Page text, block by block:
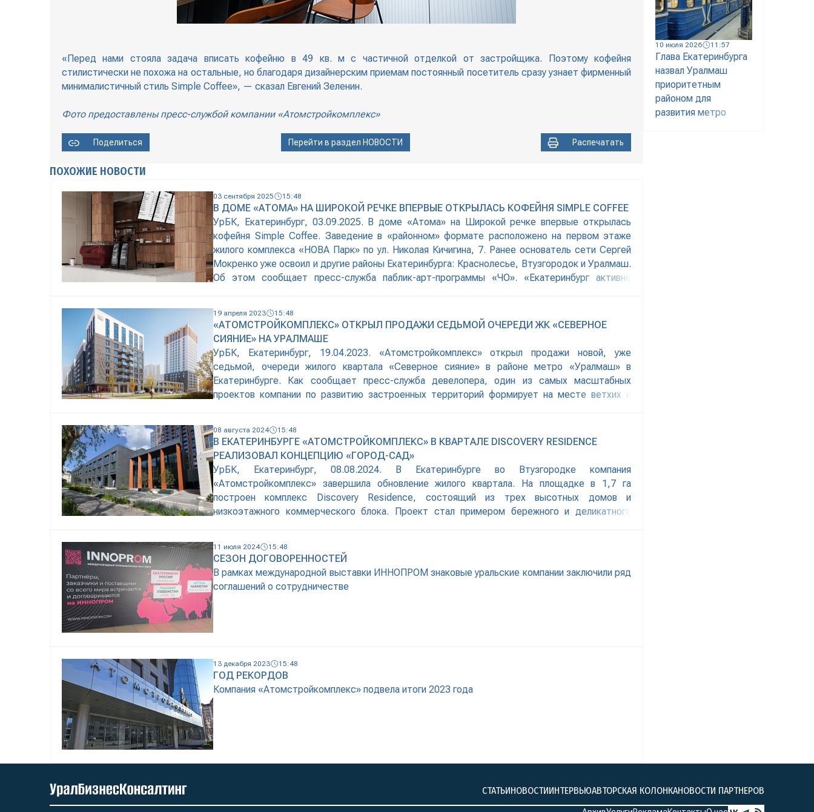
«Перед нами стояла задача вписать кофейню в 49 кв. м с частичной отделкой от застройщика. Поэтому кофейня
стилистически не похожа на остальные, но благодаря дизайнерским приемам постоянный посетитель сразу узнает фирменный
минималистичный стиль Simple Coffee», — сказал Евгений Зеленин.
Фото предоставлены пресс-службой компании «Атомстройкомплекс»
Поделиться Перейти в раздел НОВОСТИ Распечатать
ПОХОЖИЕ НОВОСТИ
03 сентября 2025 15:48
В ДОМЕ «АТОМА» НА ШИРОКОЙ РЕЧКЕ ВПЕРВЫЕ ОТКРЫЛАСЬ КОФЕЙНЯ SIMPLE COFFEE
УрБК, Екатеринбург, 03.09.2025. В доме «Атома» на Широкой речке впервые открылась
кофейня Simple Coffee. Заведение в «районном» формате расположено на первом этаже
жилого комплекса «НОВА Парк» по ул. Николая Кичигина, 7. Ранее основатель сети Сергей
Мокренко уже освоил и другие районы Екатеринбурга: Краснолесье, Втузгородок и Уралмаш.
Об этом сообщает пресс-служба паблик-арт-программы «ЧО». «Екатеринбург активно
подходящий для нашего
19 апреля 2023 15:48
«АТОМСТРОЙКОМПЛЕКС» ОТКРЫЛ ПРОДАЖИ СЕДЬМОЙ ОЧЕРЕДИ ЖК «СЕВЕРНОЕ
СИЯНИЕ» НА УРАЛМАШЕ
УрБК, Екатеринбург, 19.04.2023. «Атомстройкомплекс» открыл продажи новой, уже
седьмой, очереди жилого квартала «Северное сияние» в районе метро «Уралмаш» в
Екатеринбурге. Как сообщает пресс-служба девелопера, один из самых масштабных
проектов компании по развитию застроенных территорий формирует на месте ветхих и
службой «Атомстройкомплекса» В прошлом году ЖК «Северное сияние» удостоился
диплома Союза архитекторов России на
08 августа 2024 15:48
В ЕКАТЕРИНБУРГЕ «АТОМСТРОЙКОМПЛЕКС» В КВАРТАЛЕ DISCOVERY RESIDENCE
РЕАЛИЗОВАЛ КОНЦЕПЦИЮ «ГОРОД-САД»
УрБК, Екатеринбург, 08.08.2024. В Екатеринбурге во Втузгородке компания
«Атомстройкомплекс» завершила обновление жилого квартала. На площадке в 1,7 га
построен комплекс Discovery Residence, состоящий из трех высотных домов и
низкоэтажного коммерческого блока. Проект стал примером бережного и деликатного
2015 году администрация признала девять двухэтажных домов, расположенных в квадрате
улиц Гагарина — Мира — Ботаническая —
11 июля 2024 15:48
СЕЗОН ДОГОВОРЕННОСТЕЙ
В рамках международной выставки ИННОПРОМ знаковые уральские компании заключили ряд
соглашений о сотрудничестве
13 декабря 2023 15:48
ГОД РЕКОРДОВ
Компания «Атомстройкомплекс» подвела итоги 2023 года
10 июля 2026 11:57
Глава Екатеринбурга
назвал Уралмаш
приоритетным
районом для
развития метро
СТАТЬИНОВОСТИИНТЕРВЬЮАВТОРСКАЯ КОЛОНКАНОВОСТИ ПАРТНЕРОВ